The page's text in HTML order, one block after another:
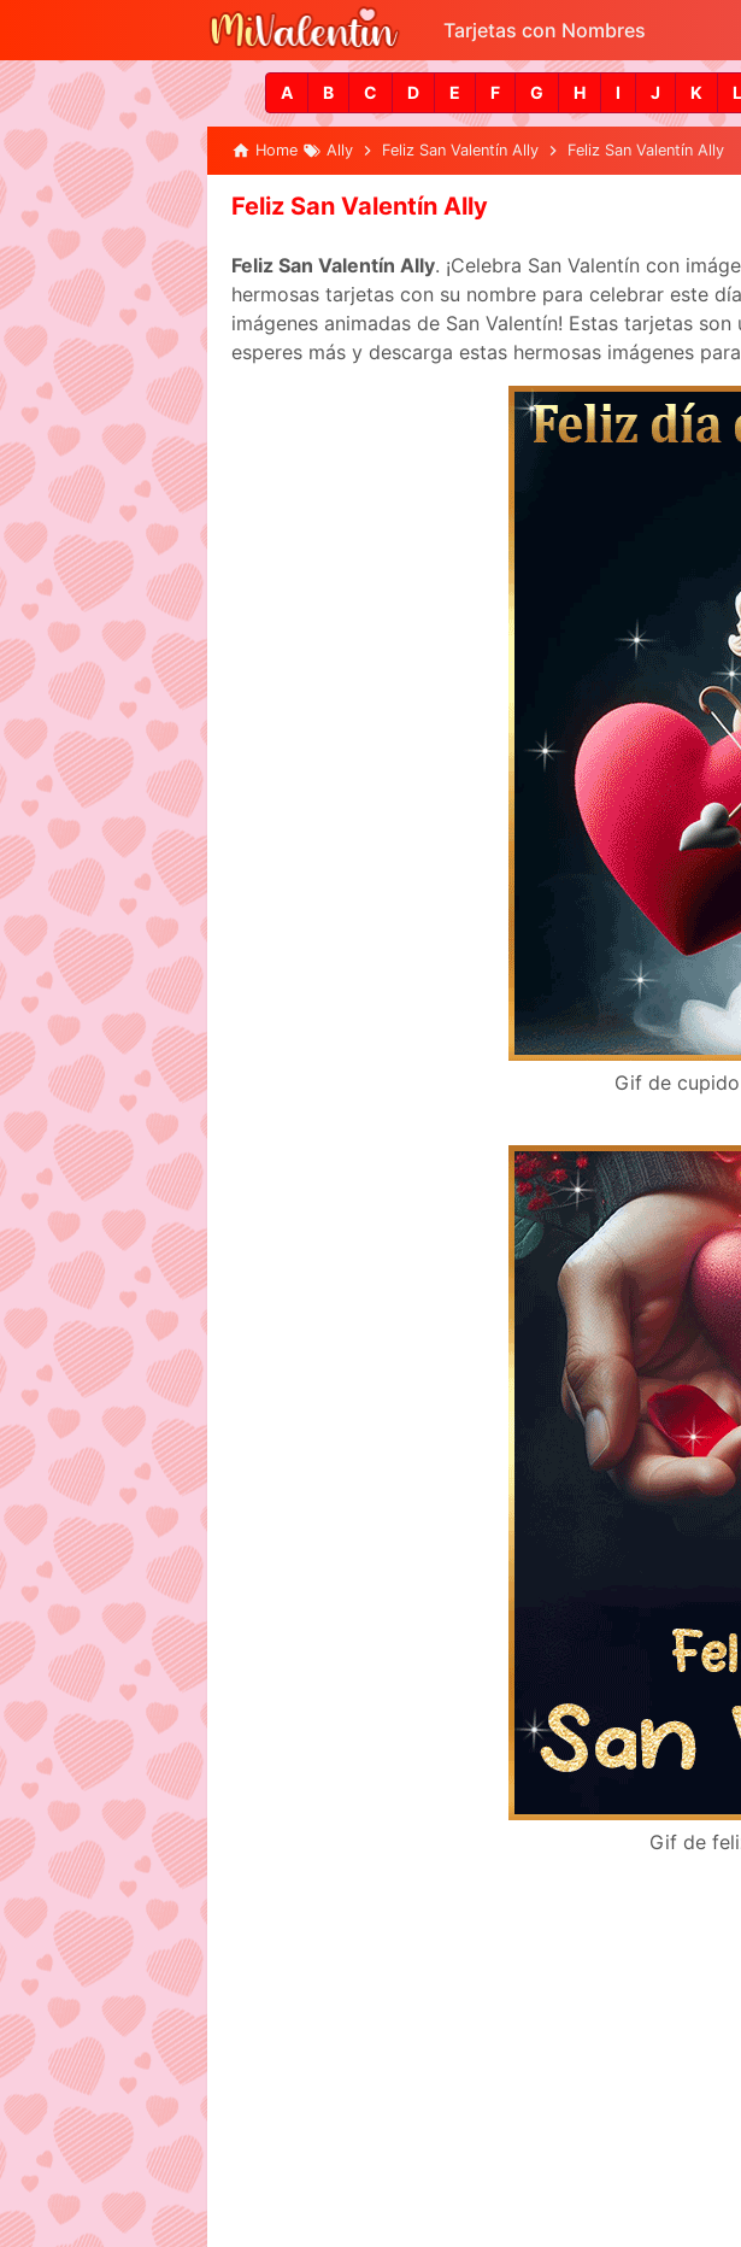
Tarjetas con Nombres
A B C D E F G H I J K L
Home Ally Feliz San Valentín Ally Feliz San Valentín Ally
Feliz San Valentín Ally
Feliz San Valentín Ally. ¡Celebra San Valentín con
hermosas tarjetas con su nombre para celebrar este
imágenes animadas de San Valentín! Estas tarjetas
esperes más y descarga estas hermosas imágenes
Gif de
Gif de